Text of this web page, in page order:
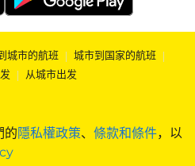
的隱私權政策、 條款和條件，以
城市的航班 | 城市到国家的航班 |
| 从城市出发